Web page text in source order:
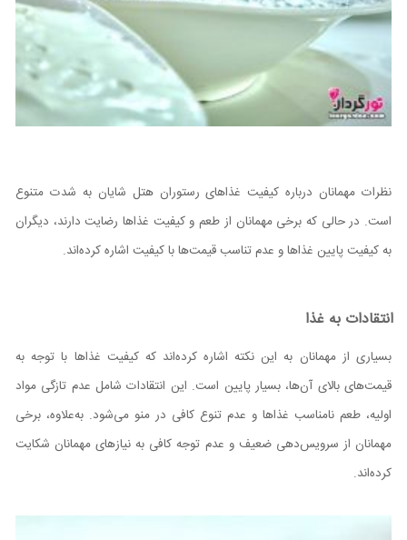
نظرات مهمانان درباره کیفیت غذاهای رستوران هتل شایان به شدت متنوع
است. در حالی که برخی مهمانان از طعم و کیفیت غذاها رضایت دارند، دیگران
به کیفیت پایین غذاها و عدم تناسب قیمت‌ها با کیفیت اشاره کرده‌اند.
انتقادات به غذا
بسیاری از مهمانان به این نکته اشاره کرده‌اند که کیفیت غذاها با توجه به
قیمت‌های بالای آن‌ها، بسیار پایین است. این انتقادات شامل عدم تازگی مواد
اولیه، طعم نامناسب غذاها و عدم تنوع کافی در منو می‌شود. به‌علاوه، برخی
مهمانان از سرویس‌دهی ضعیف و عدم توجه کافی به نیازهای مهمانان شکایت
کرده‌اند.